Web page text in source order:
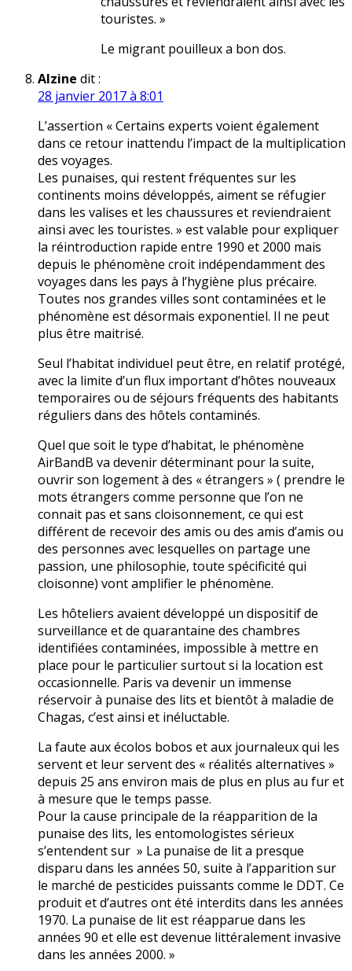
touristes. »
Le migrant pouilleux a bon dos.
Alzine dit :
28 janvier 2017 à 8:01
L’assertion « Certains experts voient également
dans ce retour inattendu l’impact de la multiplication
des voyages.
Les punaises, qui restent fréquentes sur les
continents moins développés, aiment se réfugier
dans les valises et les chaussures et reviendraient
ainsi avec les touristes. » est valable pour expliquer
la réintroduction rapide entre 1990 et 2000 mais
depuis le phénomène croit indépendamment des
voyages dans les pays à l’hygiène plus précaire.
Toutes nos grandes villes sont contaminées et le
phénomène est désormais exponentiel. Il ne peut
plus être maitrisé.
Seul l’habitat individuel peut être, en relatif protégé,
avec la limite d’un flux important d’hôtes nouveaux
temporaires ou de séjours fréquents des habitants
réguliers dans des hôtels contaminés.
Quel que soit le type d’habitat, le phénomène
AirBandB va devenir déterminant pour la suite,
ouvrir son logement à des « étrangers » ( prendre le
mots étrangers comme personne que l’on ne
connait pas et sans cloisonnement, ce qui est
différent de recevoir des amis ou des amis d’amis ou
des personnes avec lesquelles on partage une
passion, une philosophie, toute spécificité qui
cloisonne) vont amplifier le phénomène.
Les hôteliers avaient développé un dispositif de
surveillance et de quarantaine des chambres
identifiées contaminées, impossible à mettre en
place pour le particulier surtout si la location est
occasionnelle. Paris va devenir un immense
réservoir à punaise des lits et bientôt à maladie de
Chagas, c’est ainsi et inéluctable.
La faute aux écolos bobos et aux journaleux qui les
servent et leur servent des « réalités alternatives »
depuis 25 ans environ mais de plus en plus au fur et
à mesure que le temps passe.
Pour la cause principale de la réapparition de la
punaise des lits, les entomologistes sérieux
s’entendent sur » La punaise de lit a presque
disparu dans les années 50, suite à l’apparition sur
le marché de pesticides puissants comme le DDT. Ce
produit et d’autres ont été interdits dans les années
1970. La punaise de lit est réapparue dans les
années 90 et elle est devenue littéralement invasive
dans les années 2000. »